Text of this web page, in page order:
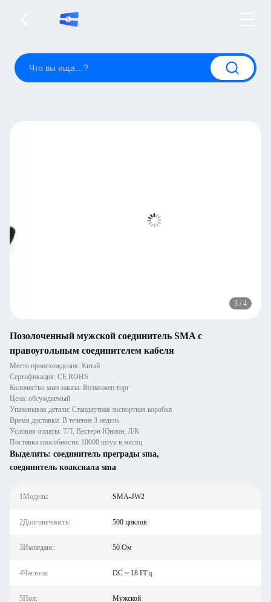
3 / 4
Позолоченный мужской соединитель SMA с
правоугольным соединителем кабеля
Место происхождения: Китай
Сертификация: CE ROHS
Количество мин заказа: Возможен торг
Цена: обсуждаемый
Упаковывая детали: Стандартная экспортная коробка
Время доставки: В течение 3 недель
Условия оплаты: Т/Т, Вестерн Юнион, Л/К
Поставка способности: 10000 штук в месяц
Выделить: соединитель преграды sma,
соединитель коаксиала sma
1Модель: SMA-JW2
2Долговечность: 500 циклов
3Импеданс: 50 Ом
4Частота: DC ~ 18 ГГц
5Пол: Мужской